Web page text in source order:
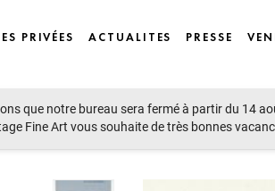
PRIVÉES ACTUALITES PRESSE
que notre bureau sera fermé à partir du 14
Fine Art vous souhaite de très bonnes